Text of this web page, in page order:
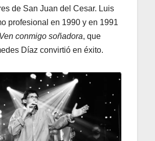
de San Juan del Cesar. Luis
profesional en 1990 y en 1991
Ven conmigo soñadora, que
Díaz convirtió en éxito.